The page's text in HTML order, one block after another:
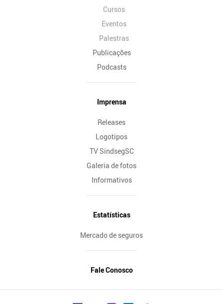
Cursos
Eventos
Palestras
Publicações
Podcasts
Imprensa
Releases
Logotipos
TV SindsegSC
Galeria de fotos
Informativos
Estatísticas
Mercado de seguros
Fale Conosco